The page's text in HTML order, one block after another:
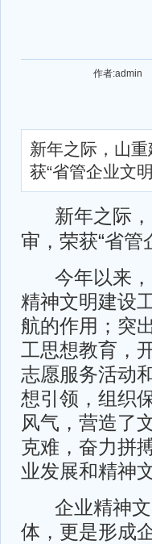
作者:admin
新年之际，山
获“省管企业文
新年之际，
审，荣获“省管
今年以来，
精神文明建设
航的作用；突
工思想教育，
志愿服务活动
想引领，组织
风气，营造了
克难，奋力拼
业发展和精神
企业精神文
体，更是形成